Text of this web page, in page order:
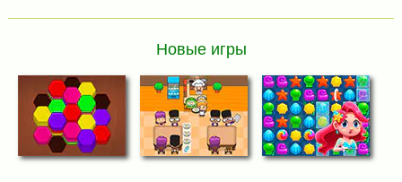
Новые игры